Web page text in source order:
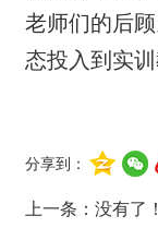
老师们的后
态投入到实训
分享到：
上一条：没有了！